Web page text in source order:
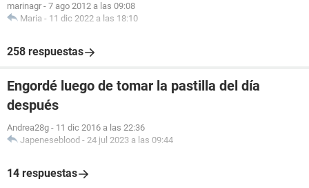
marinagr - 7 ago 2012 a las 09:08
Maria - 11 dic 2022 a las 18:10
258 respuestas
Engordé luego de tomar la pastilla del día
después
Andrea28g - 11 dic 2016 a las 22:36
Japeneseblood - 24 jul 2023 a las 09:44
14 respuestas